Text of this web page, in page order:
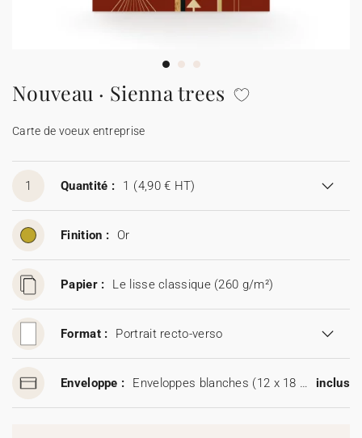
★ Demande d'échantillons
Menus
Présentoirs comptoir
Stickers
Nouveau · Sienna trees
Carte de voeux entreprise
1 Quantité : 1 (4,90 € HT)
Finition : Or
Papier : Le lisse classique (260 g/m²)
Format : Portrait recto-verso
Enveloppe : Enveloppes blanches (12 x 18 cm) inclus